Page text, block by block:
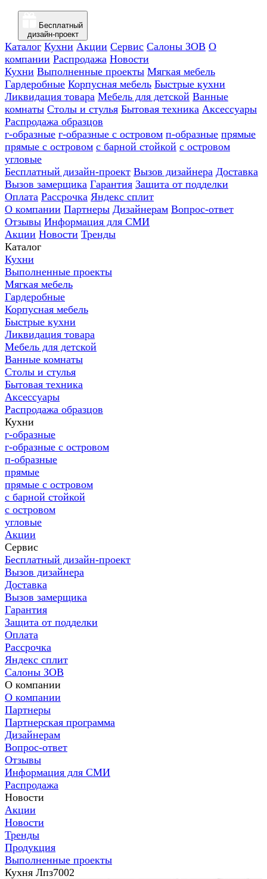
Бесплатный
дизайн-проект
Каталог Кухни Акции Сервис Салоны ЗОВ О
компании Распродажа Новости
Кухни Выполненные проекты Мягкая мебель
Гардеробные Корпусная мебель Быстрые кухни
Ликвидация товара Мебель для детской Ванные
комнаты Столы и стулья Бытовая техника Аксессуары
Распродажа образцов
г-образные г-образные с островом п-образные прямые
прямые с островом с барной стойкой с островом
угловые
Бесплатный дизайн-проект Вызов дизайнера Доставка
Вызов замерщика Гарантия Защита от подделки
Оплата Рассрочка Яндекс сплит
О компании Партнеры Дизайнерам Вопрос-ответ
Отзывы Информация для СМИ
Акции Новости Тренды
Каталог
Кухни
Выполненные проекты
Мягкая мебель
Гардеробные
Корпусная мебель
Быстрые кухни
Ликвидация товара
Мебель для детской
Ванные комнаты
Столы и стулья
Бытовая техника
Аксессуары
Распродажа образцов
Кухни
г-образные
г-образные с островом
п-образные
прямые
прямые с островом
с барной стойкой
с островом
угловые
Акции
Сервис
Бесплатный дизайн-проект
Вызов дизайнера
Доставка
Вызов замерщика
Гарантия
Защита от подделки
Оплата
Рассрочка
Яндекс сплит
Салоны ЗОВ
О компании
О компании
Партнеры
Партнерская программа
Дизайнерам
Вопрос-ответ
Отзывы
Информация для СМИ
Распродажа
Новости
Акции
Новости
Тренды
Продукция
Выполненные проекты
Кухня Лпз7002